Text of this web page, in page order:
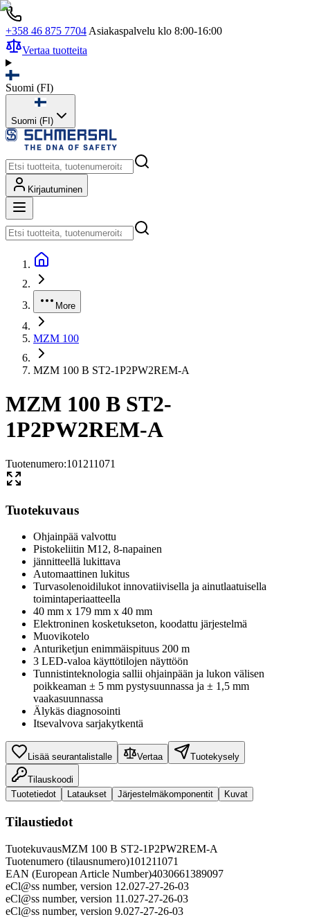
+358 46 875 7704 Asiakaspalvelu klo 8:00-16:00
Vertaa tuotteita
Suomi (FI)
Suomi (FI)
Kirjautuminen
More
MZM 100
MZM 100 B ST2-1P2PW2REM-A
MZM 100 B ST2-
1P2PW2REM-A
Tuotenumero:101211071
Tuotekuvaus
Ohjainpää valvottu
Pistokeliitin M12, 8-napainen
jännitteellä lukittava
Automaattinen lukitus
Turvasolenoidilukot innovatiivisella ja ainutlaatuisella
toimintaperiaatteella
40 mm x 179 mm x 40 mm
Elektroninen kosketukseton, koodattu järjestelmä
Muovikotelo
Anturiketjun enimmäispituus 200 m
3 LED-valoa käyttötilojen näyttöön
Tunnistinteknologia sallii ohjainpään ja lukon välisen
poikkeaman ± 5 mm pystysuunnassa ja ± 1,5 mm
vaakasuunnassa
Älykäs diagnosointi
Itsevalvova sarjakytkentä
Lisää seurantalistalle Vertaa Tuotekysely
Tilauskoodi
Tuotetiedot
Lataukset Järjestelmäkomponentit Kuvat
Tilaustiedot
TuotekuvausMZM 100 B ST2-1P2PW2REM-A
Tuotenumero (tilausnumero)101211071
EAN (European Article Number)4030661389097
eCl@ss number, version 12.027-27-26-03
eCl@ss number, version 11.027-27-26-03
eCl@ss number, version 9.027-27-26-03